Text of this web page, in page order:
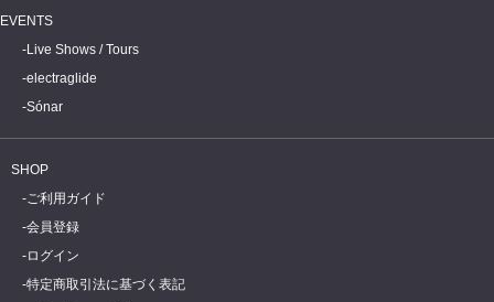
EVENTS
Live Shows / Tours
electraglide
Sónar
SHOP
ご利用ガイド
会員登録
ログイン
特定商取引法に基づく表記